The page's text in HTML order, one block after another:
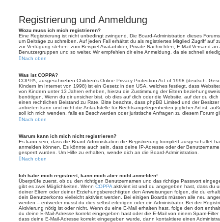
Registrierung und Anmeldung
Wozu muss ich mich registrieren?
Eine Registrierung ist nicht unbedingt zwingend. Die Board-Administration dieses
um Beiträge zu schreiben. Auf jeden Fall erhältst du als registriertes Mitglied Zugriff auf
zur Verfügung stehen: zum Beispiel Avatarbilder, Private Nachrichten, E-Mail-Versand
Benutzergruppen und so weiter. Wir empfehlen dir eine Anmeldung, da sie schnell
Nach oben
Was ist COPPA?
COPPA, ausgeschrieben Children’s Online Privacy Protection Act of 1998 (deutsch:
Kindern im Internet von 1998) ist ein Gesetz in den USA, welches festlegt, dass
von Kindern unter 13 Jahren erheben, hierzu die Zustimmung der Eltern
benötigen. Wenn du dir unsicher bist, ob dies auf dich oder die Website, auf der du
einen rechtlichen Beistand zu Rate. Bitte beachte, dass phpBB Limited und der
anbieten kann und nicht die Anlaufstelle für Rechtsangelegenheiten jeglicher Art ist;
soll ich mich wenden, falls es Beschwerden oder juristische Anfragen zu diesem Forum
Nach oben
Warum kann ich mich nicht registrieren?
Es kann sein, dass die Board-Administration die Registrierung komplett ausgeschaltet
anmelden können. Es könnte auch sein, dass deine IP-Adresse oder der
gesperrt wurden. Um Hilfe zu erhalten, wende dich an die Board-Administration.
Nach oben
Ich habe mich registriert, kann mich aber nicht anmelden!
Überprüfe zuerst, ob du den richtigen Benutzernamen und das richtige Passwort
gibt es zwei Möglichkeiten. Wenn COPPA aktiviert ist und du angegeben hast, dass du
deiner Eltern oder deiner Erziehungsberechtigten den Anweisungen folgen, die du
dein Benutzerkonto vielleicht aktiviert werden. Bei einigen Boards müssen alle neu
werden – entweder musst du dies selbst erledigen oder ein Administrator. Bei der
Aktivierung nötig ist oder nicht. Wenn du eine E-Mail erhalten hast, folge den dort
du deine E-Mail-Adresse korrekt eingegeben hast oder die E-Mail von einem Spam-
dass deine E-Mail-Adresse korrekt eingegeben wurde, dann kontaktiere einen